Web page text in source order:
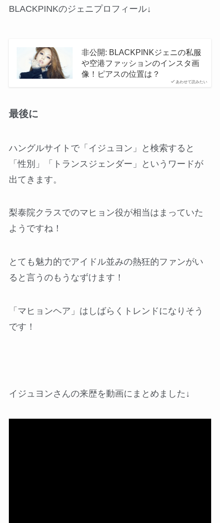
BLACKPINKのジェニプロフィール↓
あわせて読みたい
非公開: BLACKPINKジェニの私服
や空港ファッションのインスタ画
像！ピアスの位置は？
最後に
ハングルサイトで「イジュヨン」と検索すると
「性別」「トランスジェンダー」というワードが
出てきます。
梨泰院クラスでのマヒョン役が相当はまっていた
ようですね！
とても魅力的でアイドル並みの熱狂的ファンがい
ると言うのもうなずけます！
「マヒョンヘア」はしばらくトレンドになりそう
です！
イジュヨンさんの来歴を動画にまとめました↓